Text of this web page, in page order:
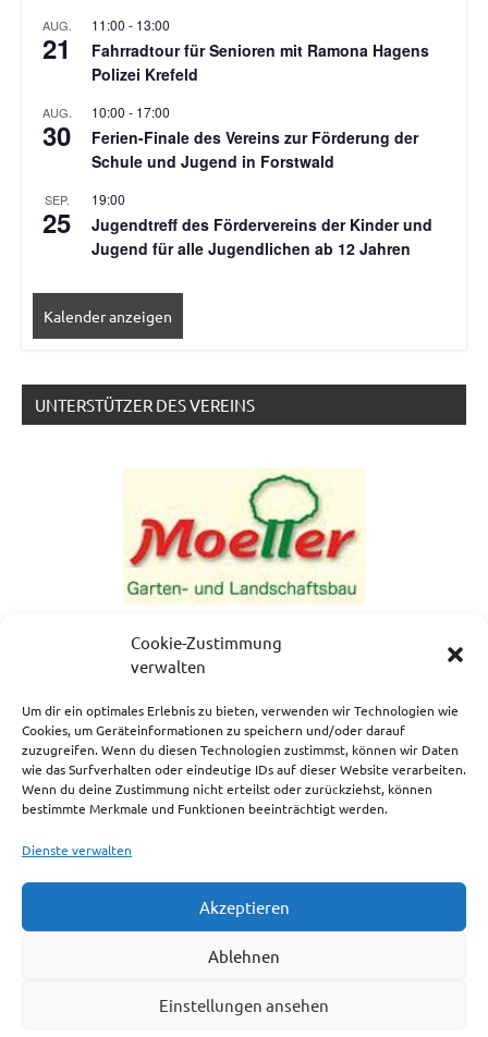
Cookie-Zustimmung
verwalten
Um dir ein optimales Erlebnis zu bieten, verwenden wir Technologien wie
Cookies, um Geräteinformationen zu speichern und/oder darauf
zuzugreifen. Wenn du diesen Technologien zustimmst, können wir Daten
wie das Surfverhalten oder eindeutige IDs auf dieser Website verarbeiten.
Wenn du deine Zustimmung nicht erteilst oder zurückziehst, können
bestimmte Merkmale und Funktionen beeinträchtigt werden.
Dienste verwalten
Akzeptieren
Ablehnen
Einstellungen ansehen
AUG.
21
11:00 - 13:00
Fahrradtour für Senioren mit Ramona Hagens
Polizei Krefeld
AUG.
30
10:00 - 17:00
Ferien-Finale des Vereins zur Förderung der
Schule und Jugend in Forstwald
SEP.
25
19:00
Jugendtreff des Fördervereins der Kinder und
Jugend für alle Jugendlichen ab 12 Jahren
Kalender anzeigen
UNTERSTÜTZER DES VEREINS
NEWSLETTERANMELDUNG
Impressum